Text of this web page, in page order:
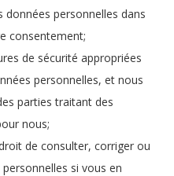
personnelles dans
consentement;
de sécurité appropriées
personnelles, et nous
parties traitant des
nous;
de consulter, corriger ou
si vous en